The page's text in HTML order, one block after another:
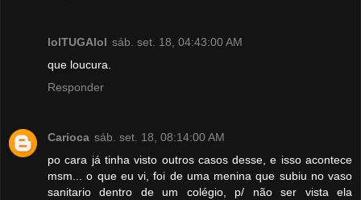
lolTUGAlol sáb. set. 18, 04:43:00 AM
que loucura.
Responder
Carioca sáb. set. 18, 08:14:00 AM
po cara já tinha visto outros casos desse, e isso acontece
msm... o que eu vi, foi de uma menina que subiu no vaso
sanitario dentro de um colégio, p/ não ser vista ela